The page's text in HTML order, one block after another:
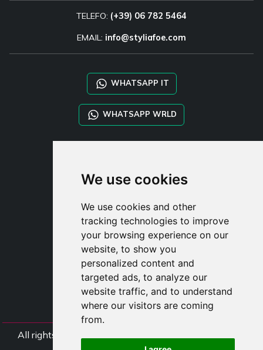
We use cookies
We use cookies and other
tracking technologies to improve
your browsing experience on our
website, to show you
personalized content and
targeted ads, to analyze our
website traffic, and to understand
where our visitors are coming
from.
TELEFO: (+39) 06 782 5464
EMAIL: info@styliafoe.com
WHATSAPP IT
WHATSAPP WRLD
TAYLOR MADE ORDERS
UŽIVATE
ZAREGISTROVA
PŘIHLÁSIT S
NÁKUPNÍ KOŠÍ
All rights Styliafoe s.r.l. © 2025 - DI IT15015641002